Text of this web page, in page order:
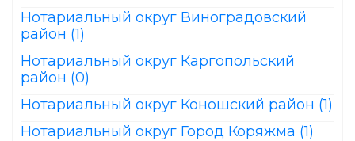
Нотариальный округ Виноградовский
район (1)
Нотариальный округ Каргопольский
район (0)
Нотариальный округ Коношский район (1)
Нотариальный округ Город Коряжма (1)